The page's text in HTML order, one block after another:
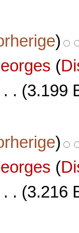
)
(
. . (3.199
)
(
. . (3.216